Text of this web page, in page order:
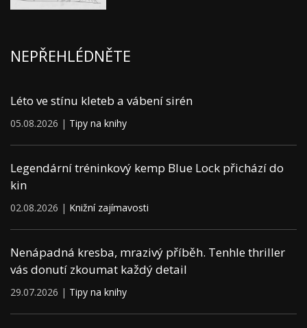
NEPŘEHLÉDNĚTE
Léto ve stínu kleteb a vábení sirén
05.08.2026 | Tipy na knihy
Legendární tréninkový kemp Blue Lock přichází do
kin
02.08.2026 | Knižní zajímavosti
Nenápadná kresba, mrazivý příběh. Tenhle thriller
vás donutí zkoumat každý detail
29.07.2026 | Tipy na knihy